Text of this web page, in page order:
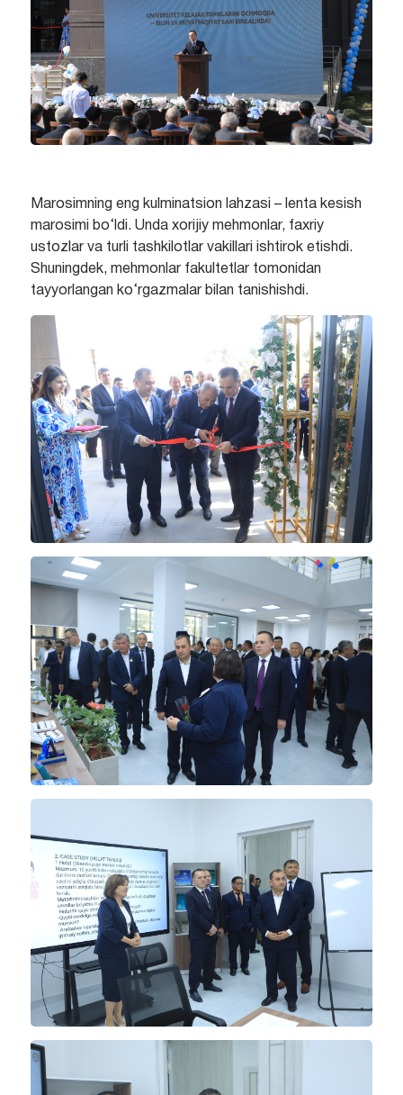
Marosimning eng kulminatsion lahzasi – lenta kesish
marosimi bo‘ldi. Unda xorijiy mehmonlar, faxriy
ustozlar va turli tashkilotlar vakillari ishtirok etishdi.
Shuningdek, mehmonlar fakultetlar tomonidan
tayyorlangan ko‘rgazmalar bilan tanishishdi.